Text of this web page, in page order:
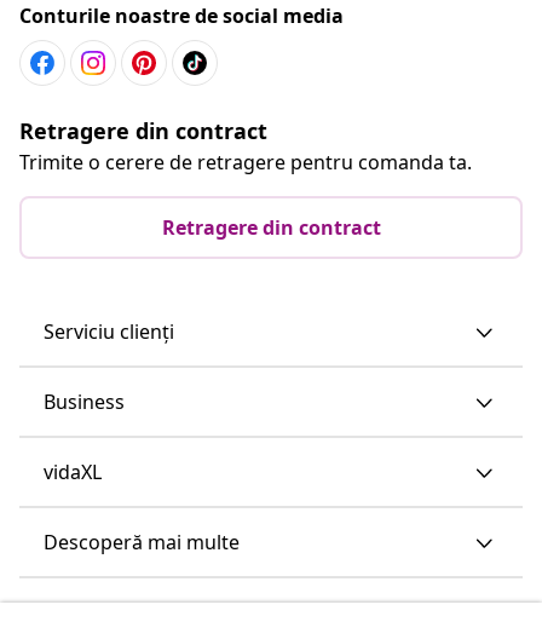
Conturile noastre de social media
Retragere din contract
Trimite o cerere de retragere pentru comanda ta.
Retragere din contract
Serviciu clienți
Business
vidaXL
Descoperă mai multe